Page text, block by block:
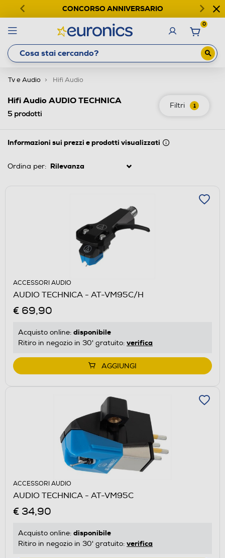
CONCORSO ANNIVERSARIO
0
Tv e Audio Hifi Audio
Filtri 1
Hifi Audio AUDIO TECHNICA
5 prodotti
Informazioni sui prezzi e prodotti visualizzati
Ordina per:
ACCESSORI AUDIO
AUDIO TECHNICA - AT-VM95C/H
€ 69,90
Acquisto online: disponibile
Ritiro in negozio in 30' gratuito: verifica
AGGIUNGI
ACCESSORI AUDIO
AUDIO TECHNICA - AT-VM95C
€ 34,90
Acquisto online: disponibile
Ritiro in negozio in 30' gratuito: verifica